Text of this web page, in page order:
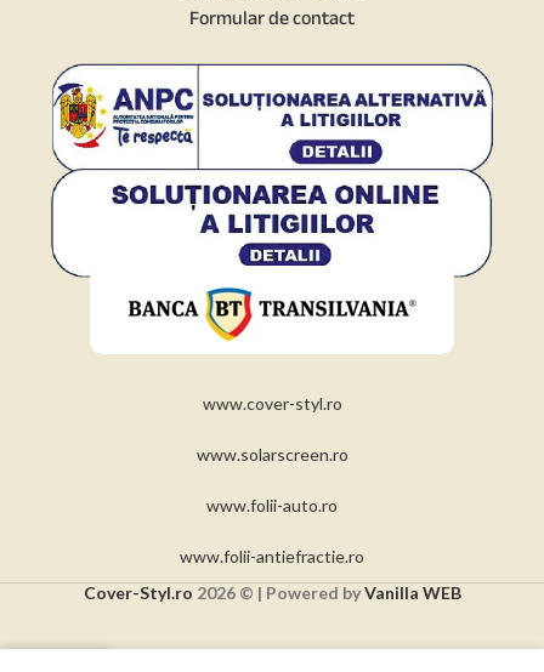
Formular de contact
www.cover-styl.ro
www.solarscreen.ro
www.folii-auto.ro
www.folii-antiefractie.ro
Cover-Styl.ro 2026 © | Powered byVanilla WEB